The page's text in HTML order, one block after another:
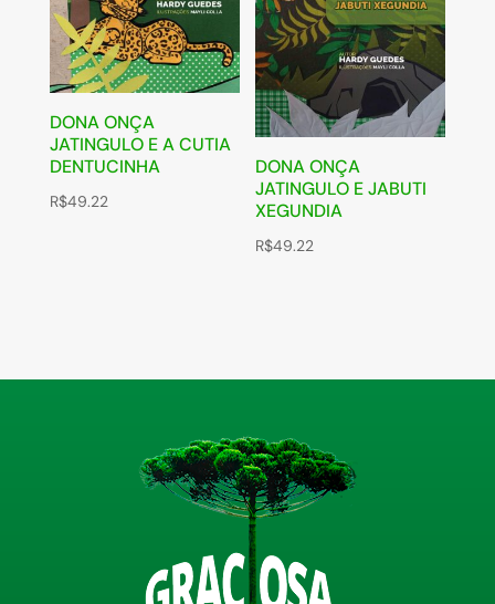
DONA ONÇA
JATINGULO E A CUTIA
DENTUCINHA
R$49.22
DONA ONÇA
JATINGULO E JABUTI
XEGUNDIA
R$49.22